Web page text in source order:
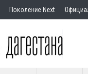
Поколение Next